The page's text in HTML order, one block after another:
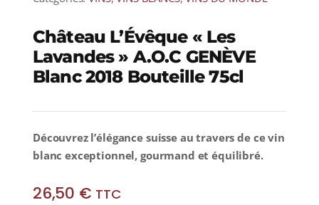
Château L’Évêque « Les
Lavandes » A.O.C GENÈVE
Blanc 2018 Bouteille 75cl
Découvrez l’élégance suisse au travers de ce vin
blanc exceptionnel, gourmand et équilibré.
26,50 € TTC